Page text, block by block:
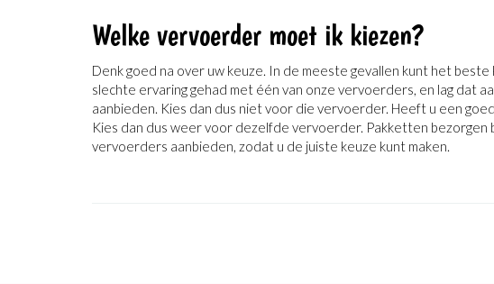
Welke vervoerder moet ik kiezen?
Denk goed na over uw keuze. In de meeste gevallen kunt het
slechte ervaring gehad met één van onze vervoerders, en lag dat
aanbieden. Kies dan dus niet voor die vervoerder. Heeft u een
Kies dan dus weer voor dezelfde vervoerder. Pakketten
vervoerders aanbieden, zodat u de juiste keuze kunt maken.